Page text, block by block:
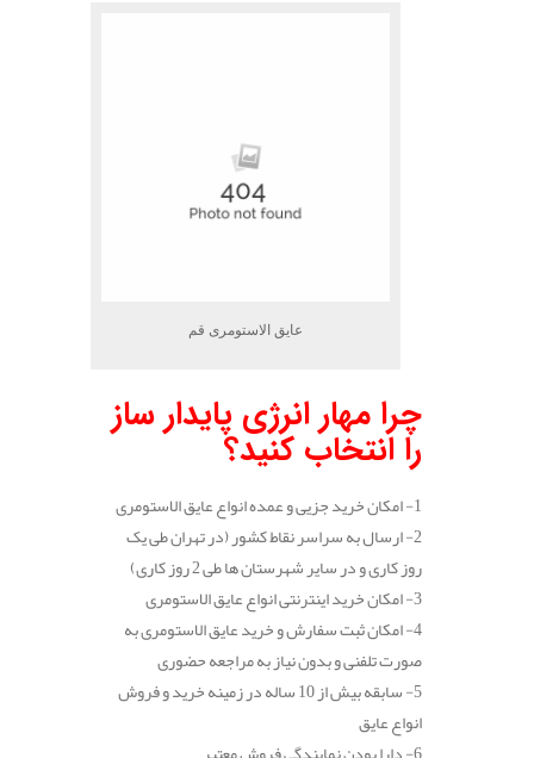
عایق الاستومری قم
چرا مهار انرژی پایدار ساز
را انتخاب کنید؟
1- امکان خرید جزیی و عمده انواع عایق الاستومری
2- ارسال به سراسر نقاط کشور (در تهران طی یک
روز کاری و در سایر شهرستان ها طی 2 روز کاری)
3- امکان خرید اینترنتی انواع عایق الاستومری
4- امکان ثبت سفارش و خرید عایق الاستومری به
صورت تلفنی و بدون نیاز به مراجعه حضوری
5- سابقه بیش از 10 ساله در زمینه خرید و فروش
انواع عایق